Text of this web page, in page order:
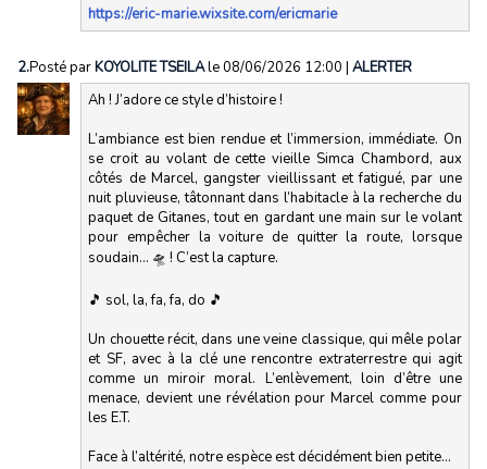
https://eric-marie.wixsite.com/ericmarie
2.Posté parKOYOLITE TSEILAle 08/06/2026 12:00 | ALERTER
Ah ! J’adore ce style d’histoire !
L’ambiance est bien rendue et l’immersion, immédiate. On
se croit au volant de cette vieille Simca Chambord, aux
côtés de Marcel, gangster vieillissant et fatigué, par une
nuit pluvieuse, tâtonnant dans l’habitacle à la recherche du
paquet de Gitanes, tout en gardant une main sur le volant
pour empêcher la voiture de quitter la route, lorsque
soudain… 🛸 ! C’est la capture.
🎵 sol, la, fa, fa, do 🎵
Un chouette récit, dans une veine classique, qui mêle polar
et SF, avec à la clé une rencontre extraterrestre qui agit
comme un miroir moral. L’enlèvement, loin d’être une
menace, devient une révélation pour Marcel comme pour
les E.T.
Face à l’altérité, notre espèce est décidément bien petite…